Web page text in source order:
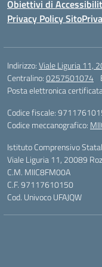
Obiettivi di
Privacy Policy Sito
Indirizzo:Viale Liguria 11,
Centralino:0257501074
Posta elettronica
Codice fiscale:
Codice meccanografico:
Istituto Comprensivo
Viale Liguria 11, 20089
C.M. MIIC8FM00A
C.F. 97117610150
Cod. Univoco UFAJQW